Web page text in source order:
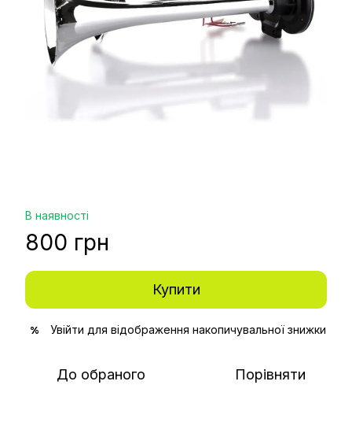
В наявності
800 грн
Купити
% Увійти для відображення накопичувальної знижки
До обраного Порівняти